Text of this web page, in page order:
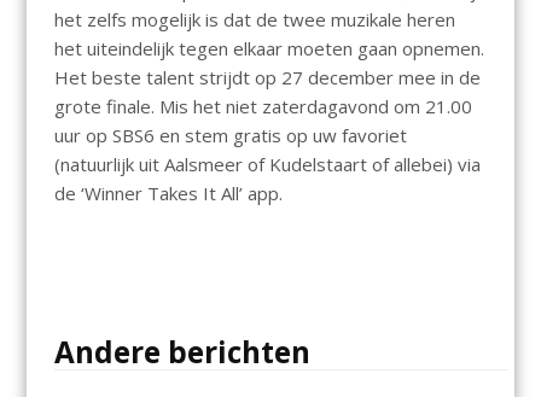
het zelfs mogelijk is dat de twee muzikale heren
het uiteindelijk tegen elkaar moeten gaan opnemen.
Het beste talent strijdt op 27 december mee in de
grote finale. Mis het niet zaterdagavond om 21.00
uur op SBS6 en stem gratis op uw favoriet
(natuurlijk uit Aalsmeer of Kudelstaart of allebei) via
de ‘Winner Takes It All’ app.
Andere berichten